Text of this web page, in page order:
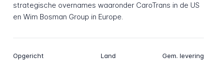
strategische overnames waaronder CaroTrans in de US
en Wim Bosman Group in Europe.
Opgericht Land Gem. levering